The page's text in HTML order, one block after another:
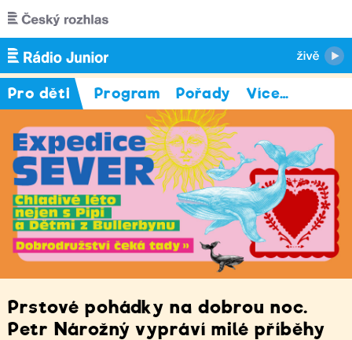
Přejít k hlavnímu obsahu
Pro děti Program Pořady Více…
Prstové pohádky na dobrou noc.
Petr Nárožný vypráví milé příběhy